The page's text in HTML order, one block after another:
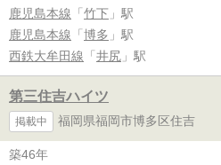
鹿児島本線 「 竹下 」駅
鹿児島本線 「 博多 」駅
西鉄大牟田線 「 井尻 」駅
第三住吉ハイツ
掲載中 福岡県福岡市博多区住吉
築46年